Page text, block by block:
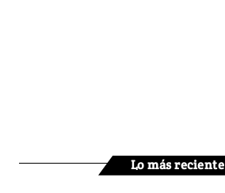
Lo más reciente